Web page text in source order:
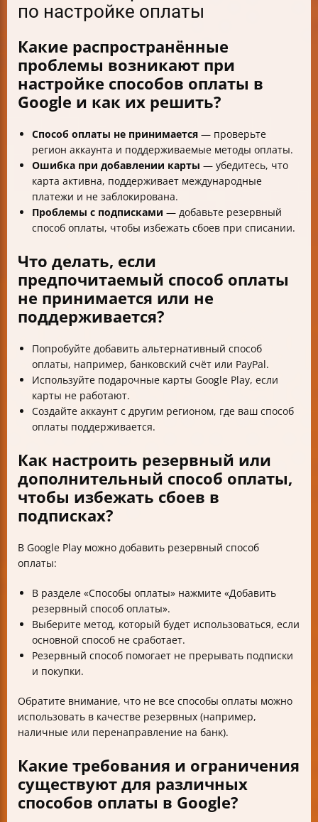
по настройке оплаты
Какие распространённые
проблемы возникают при
настройке способов оплаты в
Google и как их решить?
Способ оплаты не принимается — проверьте
регион аккаунта и поддерживаемые методы оплаты.
Ошибка при добавлении карты — убедитесь, что
карта активна, поддерживает международные
платежи и не заблокирована.
Проблемы с подписками — добавьте резервный
способ оплаты, чтобы избежать сбоев при списании.
Что делать, если
предпочитаемый способ оплаты
не принимается или не
поддерживается?
Попробуйте добавить альтернативный способ
оплаты, например, банковский счёт или PayPal.
Используйте подарочные карты Google Play, если
карты не работают.
Создайте аккаунт с другим регионом, где ваш способ
оплаты поддерживается.
Как настроить резервный или
дополнительный способ оплаты,
чтобы избежать сбоев в
подписках?
В Google Play можно добавить резервный способ
оплаты:
В разделе «Способы оплаты» нажмите «Добавить
резервный способ оплаты».
Выберите метод, который будет использоваться, если
основной способ не сработает.
Резервный способ помогает не прерывать подписки
и покупки.
Обратите внимание, что не все способы оплаты можно
использовать в качестве резервных (например,
наличные или перенаправление на банк).
Какие требования и ограничения
существуют для различных
способов оплаты в Google?